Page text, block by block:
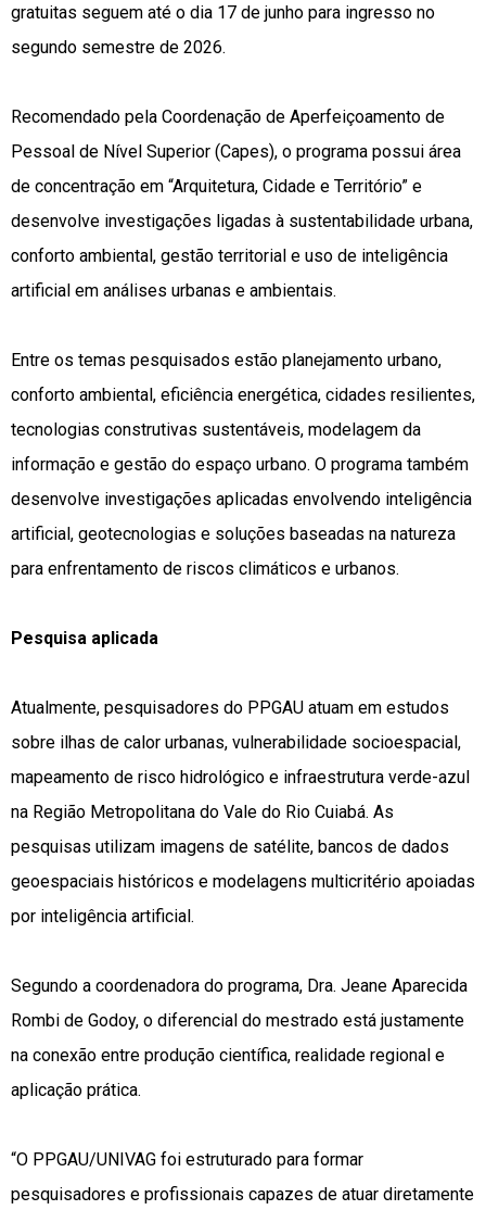
gratuitas seguem até o dia 17 de junho para ingresso no
segundo semestre de 2026.
Recomendado pela Coordenação de Aperfeiçoamento de
Pessoal de Nível Superior (Capes), o programa possui área
de concentração em “Arquitetura, Cidade e Território” e
desenvolve investigações ligadas à sustentabilidade urbana,
conforto ambiental, gestão territorial e uso de inteligência
artificial em análises urbanas e ambientais.
Entre os temas pesquisados estão planejamento urbano,
conforto ambiental, eficiência energética, cidades resilientes,
tecnologias construtivas sustentáveis, modelagem da
informação e gestão do espaço urbano. O programa também
desenvolve investigações aplicadas envolvendo inteligência
artificial, geotecnologias e soluções baseadas na natureza
para enfrentamento de riscos climáticos e urbanos.
Pesquisa aplicada
Atualmente, pesquisadores do PPGAU atuam em estudos
sobre ilhas de calor urbanas, vulnerabilidade socioespacial,
mapeamento de risco hidrológico e infraestrutura verde-azul
na Região Metropolitana do Vale do Rio Cuiabá. As
pesquisas utilizam imagens de satélite, bancos de dados
geoespaciais históricos e modelagens multicritério apoiadas
por inteligência artificial.
Segundo a coordenadora do programa, Dra. Jeane Aparecida
Rombi de Godoy, o diferencial do mestrado está justamente
na conexão entre produção científica, realidade regional e
aplicação prática.
“O PPGAU/UNIVAG foi estruturado para formar
pesquisadores e profissionais capazes de atuar diretamente